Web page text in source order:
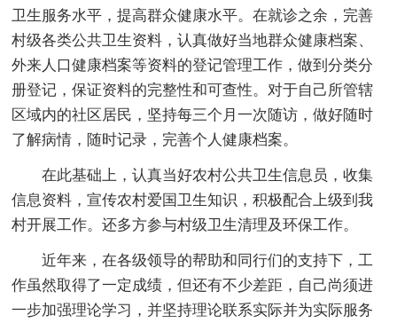
卫生服务水平，提高群众健康水平。在就诊之余，完善
村级各类公共卫生资料，认真做好当地群众健康档案、
外来人口健康档案等资料的登记管理工作，做到分类分
册登记，保证资料的完整性和可查性。对于自己所管辖
区域内的社区居民，坚持每三个月一次随访，做好随时
了解病情，随时记录，完善个人健康档案。
在此基础上，认真当好农村公共卫生信息员，收集
信息资料，宣传农村爱国卫生知识，积极配合上级到我
村开展工作。还多方参与村级卫生清理及环保工作。
近年来，在各级领导的帮助和同行们的支持下，工
作虽然取得了一定成绩，但还有不少差距，自己尚须进
一步加强理论学习，并坚持理论联系实际并为实际服务